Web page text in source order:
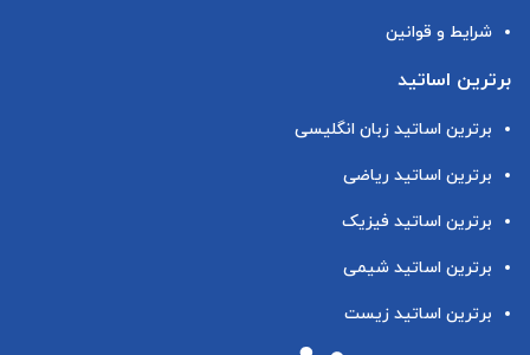
شرایط و قوانین
برترین اساتید
برترین اساتید زبان انگلیسی
برترین اساتید ریاضی
برترین اساتید فیزیک
برترین اساتید شیمی
برترین اساتید زیست